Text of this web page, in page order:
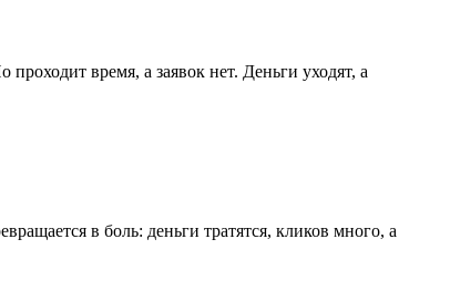
время, а заявок нет. Деньги уходят, а
в боль: деньги тратятся, кликов много, а